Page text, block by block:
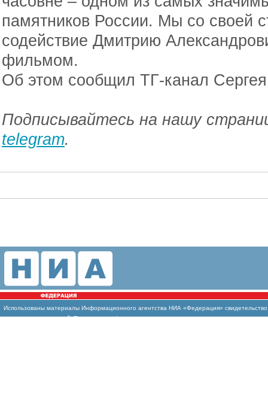
памятников России. Мы со своей
содействие Дмитрию
фильмом.
Об этом сообщил ТГ-канал
Подписывайтесь на нашу
telegram.
Использованы материалы Информационного агентства НИА «Федерация»
массовых коммуникаций (Роскомнадзор)